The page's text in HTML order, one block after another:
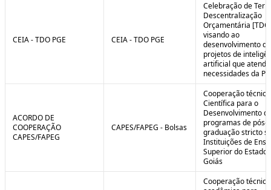
CEIA - TDO PGE CEIA - TDO PGE
Celebração de
Descentralização
Orçamentária
visando ao
desenvolvimento de
projetos de
artificial que
necessidades da
ACORDO DE
COOPERAÇÃO
CAPES/FAPEG
CAPES/FAPEG - Bolsas
Cooperação
Científica para o
Desenvolvimento
programas de pós-
graduação stricto
Instituições de
Superior do Estado
Goiás
Cooperação